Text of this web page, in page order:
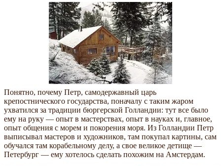
Понятно, почему Петр, самодержавный царь
крепостнического государства, поначалу с таким жаром
ухватился за традиции бюргерской Голландии: тут все было
ему на руку — опыт в мастерствах, опыт в науках и, главное,
опыт общения с морем и покорения моря. Из Голландии Петр
выписывал мастеров и художников, там покупал картины, сам
обучался там корабельному делу, а свое великое детище —
Петербург — ему хотелось сделать похожим на Амстердам.